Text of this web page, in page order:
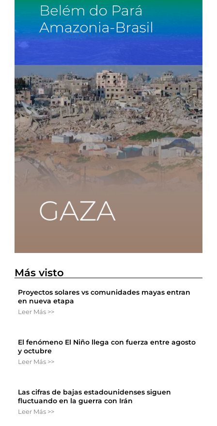
Más visto
Proyectos solares vs comunidades mayas entran
en nueva etapa
Leer Más >>
El fenómeno El Niño llega con fuerza entre agosto
y octubre
Leer Más >>
Las cifras de bajas estadounidenses siguen
fluctuando en la guerra con Irán
Leer Más >>